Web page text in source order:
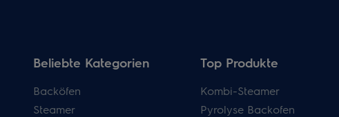
Beliebte Kategorien
Backöfen
Steamer
Top Produkte
Kombi-Steamer
Pyrolyse Backofen